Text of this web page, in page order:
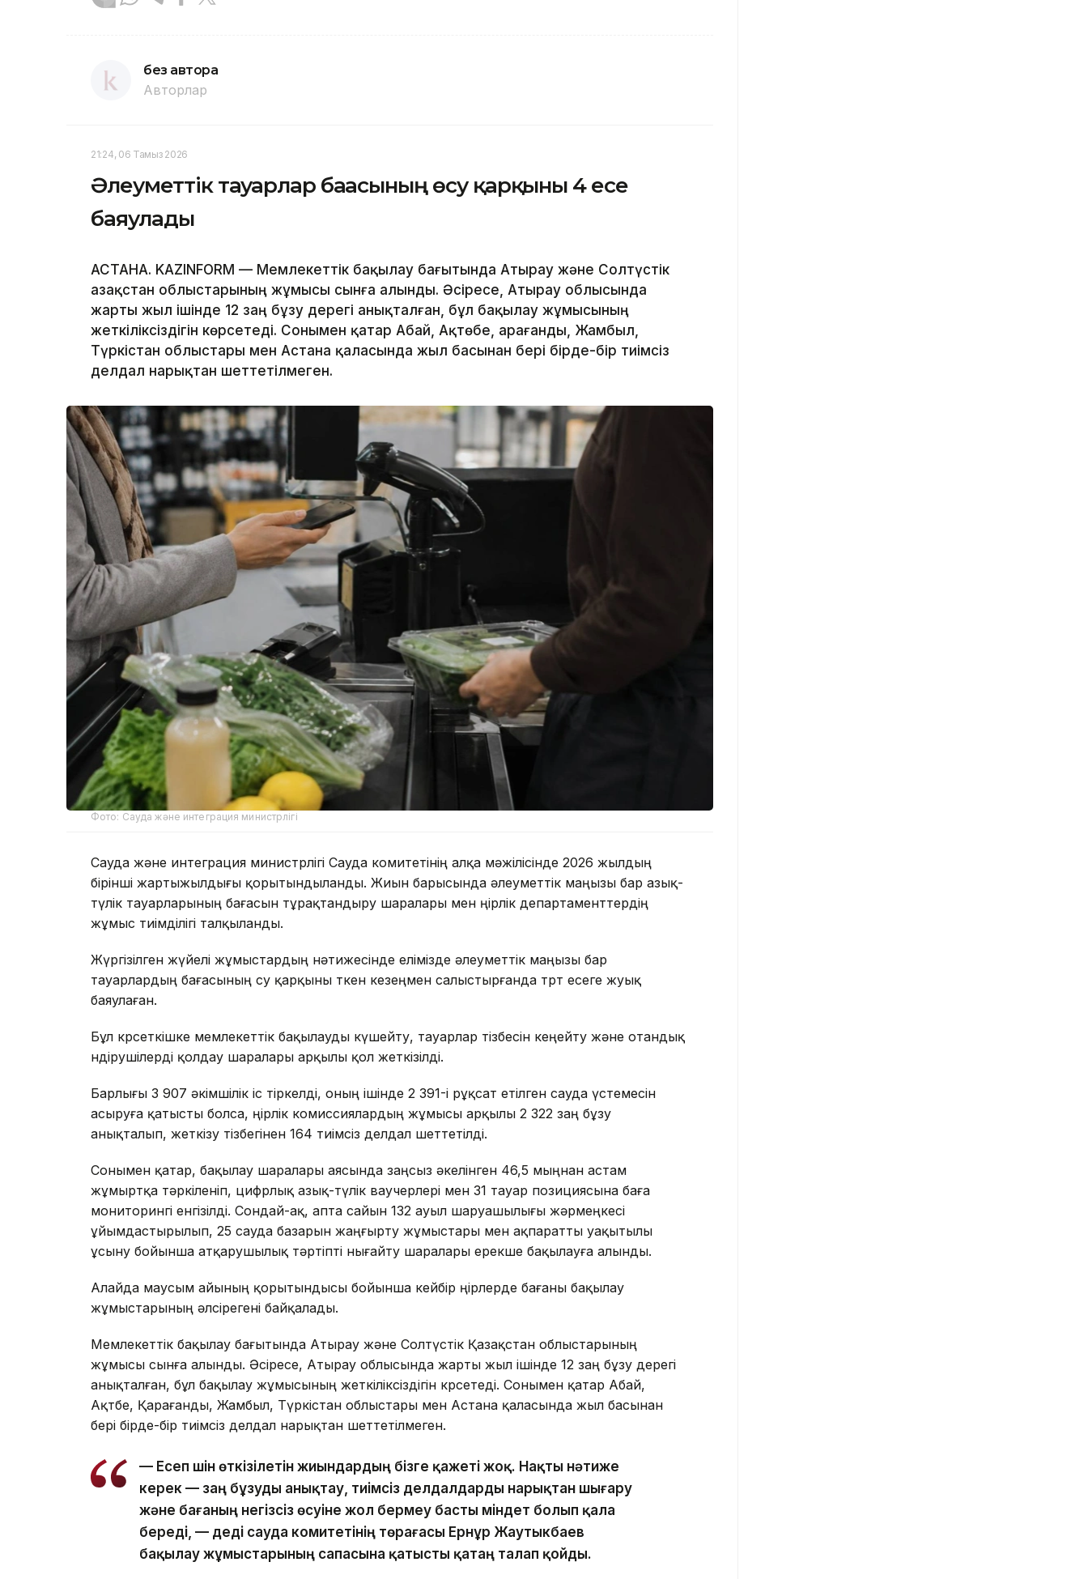
без автора
Авторлар
21:24, 06 Тамыз 2026
Әлеуметтік тауарлар бағасының өсу қарқыны 4 есе
баяулады
АСТАНА. KAZINFORM — Мемлекеттік бақылау бағытында Атырау және Солтүстік
Қазақстан облыстарының жұмысы сынға алынды. Әсіресе, Атырау облысында
жарты жыл ішінде 12 заң бұзу дерегі анықталған, бұл бақылау жұмысының
жеткіліксіздігін көрсетеді. Сонымен қатар Абай, Ақтөбе, Қарағанды, Жамбыл,
Түркістан облыстары мен Астана қаласында жыл басынан бері бірде-бір тиімсіз
делдал нарықтан шеттетілмеген.
Фото: Сауда және интеграция министрлігі
Сауда және интеграция министрлігі Сауда комитетінің алқа мәжілісінде 2026 жылдың
бірінші жартыжылдығы қорытындыланды. Жиын барысында әлеуметтік маңызы бар азық-
түлік тауарларының бағасын тұрақтандыру шаралары мен өңірлік департаменттердің
жұмыс тиімділігі талқыланды.
Жүргізілген жүйелі жұмыстардың нәтижесінде елімізде әлеуметтік маңызы бар
тауарлардың бағасының өсу қарқыны өткен кезеңмен салыстырғанда төрт есеге жуық
баяулаған.
Бұл көрсеткішке мемлекеттік бақылауды күшейту, тауарлар тізбесін кеңейту және отандық
өндірушілерді қолдау шаралары арқылы қол жеткізілді.
Барлығы 3 907 әкімшілік іс тіркелді, оның ішінде 2 391-і рұқсат етілген сауда үстемесін
асыруға қатысты болса, өңірлік комиссиялардың жұмысы арқылы 2 322 заң бұзу
анықталып, жеткізу тізбегінен 164 тиімсіз делдал шеттетілді.
Сонымен қатар, бақылау шаралары аясында заңсыз әкелінген 46,5 мыңнан астам
жұмыртқа тәркіленіп, цифрлық азық-түлік ваучерлері мен 31 тауар позициясына баға
мониторингі енгізілді. Сондай-ақ, апта сайын 132 ауыл шаруашылығы жәрмеңкесі
ұйымдастырылып, 25 сауда базарын жаңғырту жұмыстары мен ақпаратты уақытылы
ұсыну бойынша атқарушылық тәртіпті нығайту шаралары ерекше бақылауға алынды.
Алайда маусым айының қорытындысы бойынша кейбір өңірлерде бағаны бақылау
жұмыстарының әлсірегені байқалады.
Мемлекеттік бақылау бағытында Атырау және Солтүстік Қазақстан облыстарының
жұмысы сынға алынды. Әсіресе, Атырау облысында жарты жыл ішінде 12 заң бұзу дерегі
анықталған, бұл бақылау жұмысының жеткіліксіздігін көрсетеді. Сонымен қатар Абай,
Ақтөбе, Қарағанды, Жамбыл, Түркістан облыстары мен Астана қаласында жыл басынан
бері бірде-бір тиімсіз делдал нарықтан шеттетілмеген.
— Есеп үшін өткізілетін жиындардың бізге қажеті жоқ. Нақты нәтиже
керек — заң бұзуды анықтау, тиімсіз делдалдарды нарықтан шығару
және бағаның негізсіз өсуіне жол бермеу басты міндет болып қала
береді, — деді сауда комитетінің төрағасы Ернұр Жаутыкбаев
бақылау жұмыстарының сапасына қатысты қатаң талап қойды.